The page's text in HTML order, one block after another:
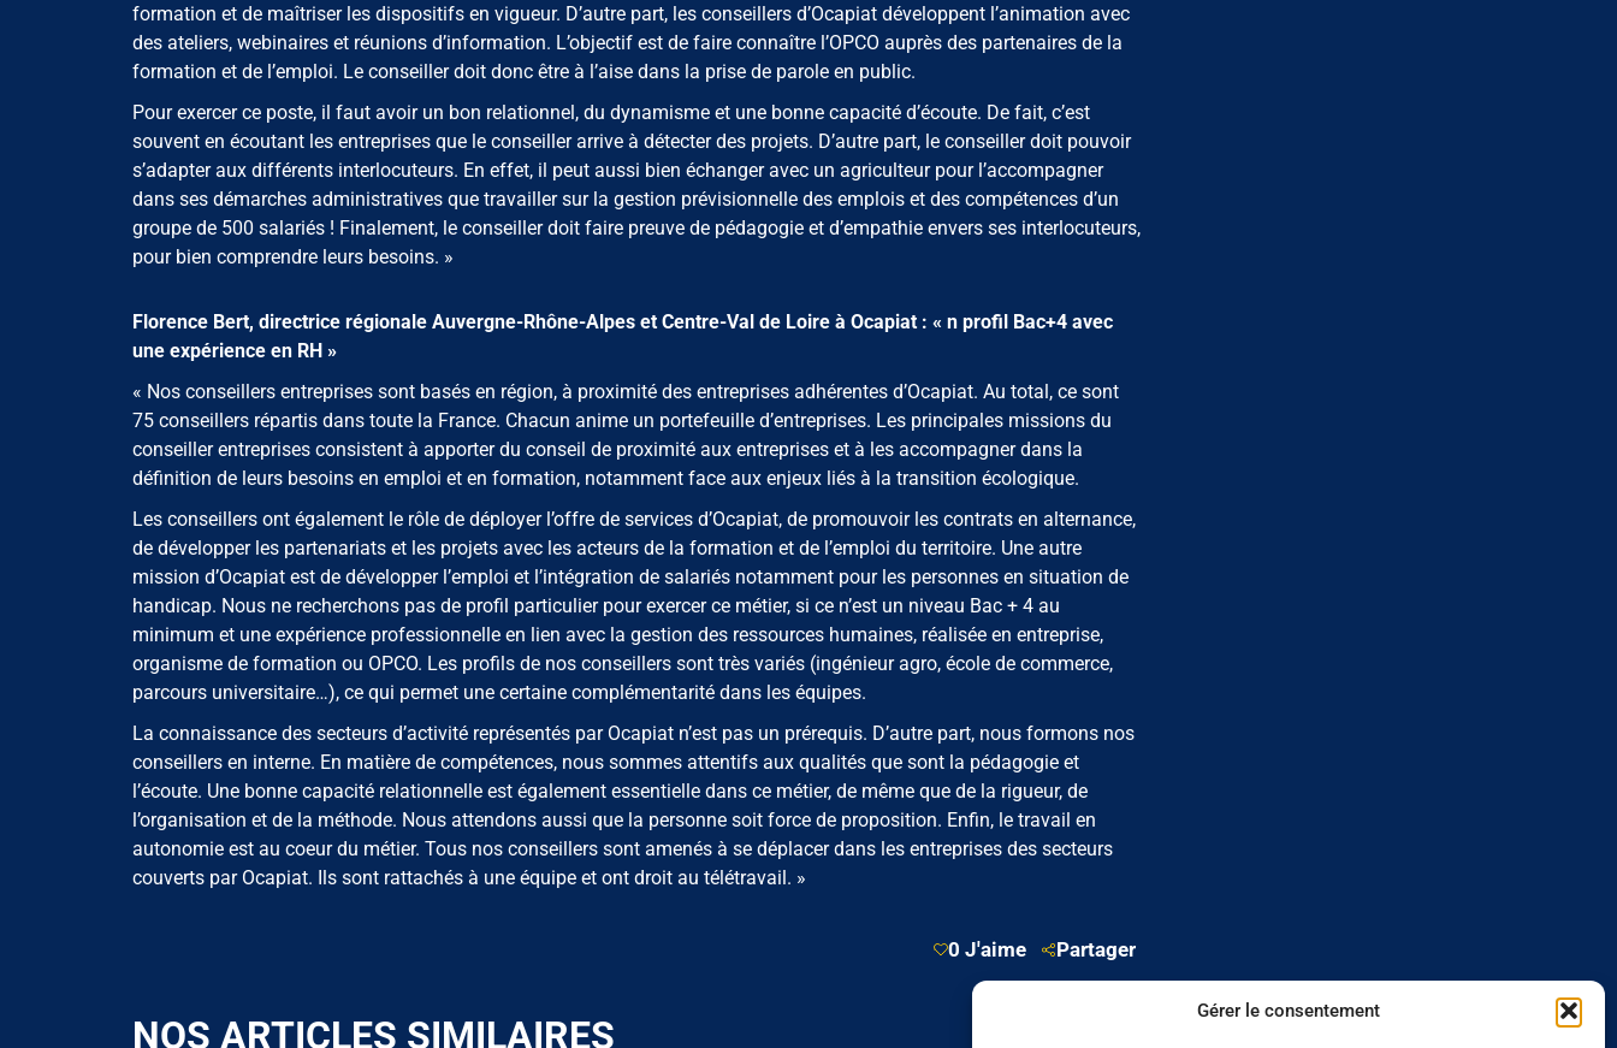
Gérer le consentement
formation et de maîtriser les dispositifs en vigueur. D’autre part, les conseillers d’Ocapiat développent l’animation avec
des ateliers, webinaires et réunions d’information. L’objectif est de faire connaître l’OPCO auprès des partenaires de la
formation et de l’emploi. Le conseiller doit donc être à l’aise dans la prise de parole en public.
Pour exercer ce poste, il faut avoir un bon relationnel, du dynamisme et une bonne capacité d’écoute. De fait, c’est
souvent en écoutant les entreprises que le conseiller arrive à détecter des projets. D’autre part, le conseiller doit pouvoir
s’adapter aux différents interlocuteurs. En effet, il peut aussi bien échanger avec un agriculteur pour l’accompagner
dans ses démarches administratives que travailler sur la gestion prévisionnelle des emplois et des compétences d’un
groupe de 500 salariés ! Finalement, le conseiller doit faire preuve de pédagogie et d’empathie envers ses interlocuteurs,
pour bien comprendre leurs besoins. »
Florence Bert, directrice régionale Auvergne-Rhône-Alpes et Centre-Val de Loire à Ocapiat : « n profil Bac+4 avec
une expérience en RH »
« Nos conseillers entreprises sont basés en région, à proximité des entreprises adhérentes d’Ocapiat. Au total, ce sont
75 conseillers répartis dans toute la France. Chacun anime un portefeuille d’entreprises. Les principales missions du
conseiller entreprises consistent à apporter du conseil de proximité aux entreprises et à les accompagner dans la
définition de leurs besoins en emploi et en formation, notamment face aux enjeux liés à la transition écologique.
Les conseillers ont également le rôle de déployer l’offre de services d’Ocapiat, de promouvoir les contrats en alternance,
de développer les partenariats et les projets avec les acteurs de la formation et de l’emploi du territoire. Une autre
mission d’Ocapiat est de développer l’emploi et l’intégration de salariés notamment pour les personnes en situation de
handicap. Nous ne recherchons pas de profil particulier pour exercer ce métier, si ce n’est un niveau Bac + 4 au
minimum et une expérience professionnelle en lien avec la gestion des ressources humaines, réalisée en entreprise,
organisme de formation ou OPCO. Les profils de nos conseillers sont très variés (ingénieur agro, école de commerce,
parcours universitaire…), ce qui permet une certaine complémentarité dans les équipes.
La connaissance des secteurs d’activité représentés par Ocapiat n’est pas un prérequis. D’autre part, nous formons nos
conseillers en interne. En matière de compétences, nous sommes attentifs aux qualités que sont la pédagogie et
l’écoute. Une bonne capacité relationnelle est également essentielle dans ce métier, de même que de la rigueur, de
l’organisation et de la méthode. Nous attendons aussi que la personne soit force de proposition. Enfin, le travail en
autonomie est au coeur du métier. Tous nos conseillers sont amenés à se déplacer dans les entreprises des secteurs
couverts par Ocapiat. Ils sont rattachés à une équipe et ont droit au télétravail. »
0 J'aime Partager
NOS ARTICLES SIMILAIRES